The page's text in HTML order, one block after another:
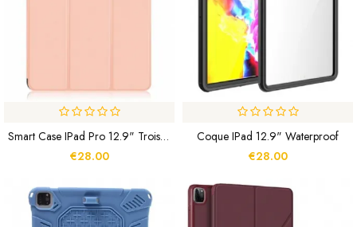
Smart Case IPad Pro 12.9" Trois Volets Porte-Stylet
€28.00
Coque IPad 12.9" Waterproof
€28.00